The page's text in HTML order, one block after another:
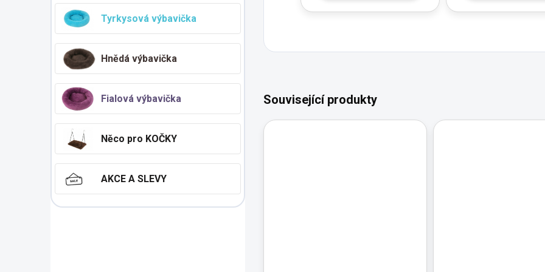
Tyrkysová výbavička
Hnědá výbavička
Fialová výbavička
Něco pro KOČKY
AKCE A SLEVY
Související produkty